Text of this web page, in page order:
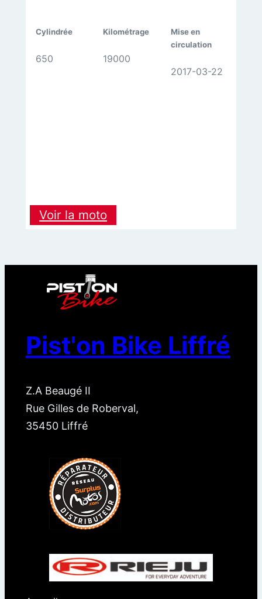
Cylindrée
650
Kilométrage
19000
Mise en
circulation
2017-03-22
Voir la moto:
KRT
Pist'on Bike Liffré
Z.A Beaugé II
Rue Gilles de Roberval,
35450 Liffré